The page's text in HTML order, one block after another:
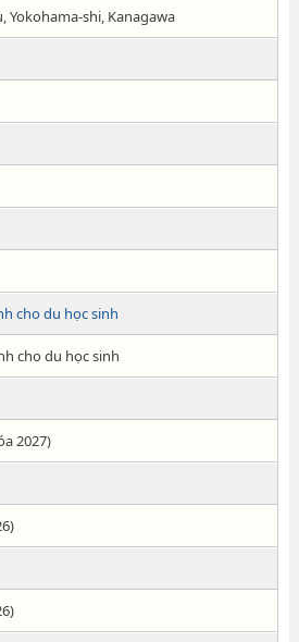
Yokohama-shi, Kanagawa
cho du học sinh
cho du học sinh
2027)